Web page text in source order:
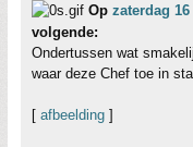
Op zaterdag
volgende:
Ondertussen wat
waar deze Chef toe in
[ afbeelding ]